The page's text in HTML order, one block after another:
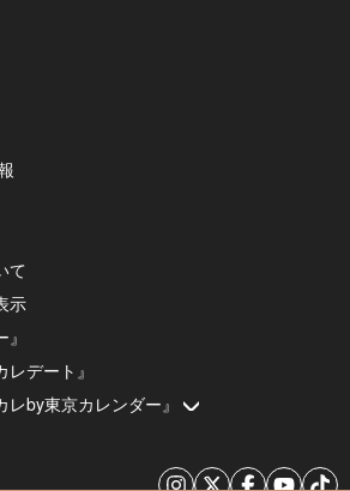
て
示
デート』
by東京カレンダー』